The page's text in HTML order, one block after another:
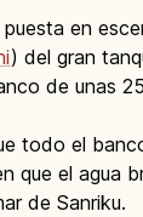
en
) del gran
de unas
todo el
que el agua
de Sanriku.